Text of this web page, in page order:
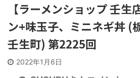
【ラーメンショップ 壬生
ン+味玉子、ミニネギ丼 (
壬生町) 第2225回
2022年1月6日